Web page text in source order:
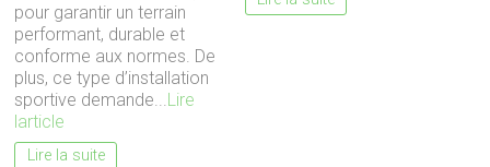
pour garantir un terrain
performant, durable et
conforme aux normes. De
plus, ce type d’installation
sportive demande... Lire
larticle
Lire la suite